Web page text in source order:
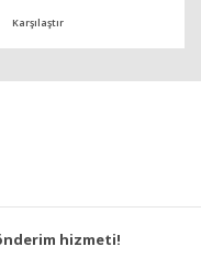
Karşılaştır
hizmeti!